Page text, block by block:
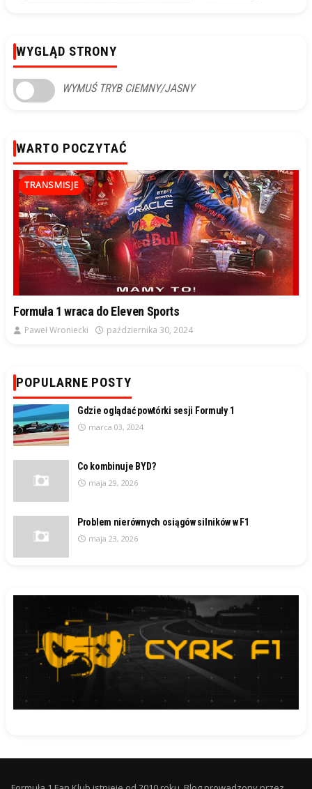
WYGLĄD STRONY
WYMUŚ TRYB CIEMNY/JASNY
WARTO POCZYTAĆ
TRANSMISJE
Formuła 1 wraca do Eleven Sports
Paweł Wroniecki października 30, 2024
POPULARNE POSTY
Gdzie oglądać powtórki sesji Formuły 1
marca 03, 2024
Co kombinuje BYD?
maja 29, 2026
Problem nierównych osiągów silników w F1
maja 23, 2026